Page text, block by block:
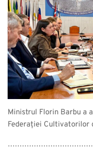
Ministrul Florin Barbu a
Federației Cultivatorilor